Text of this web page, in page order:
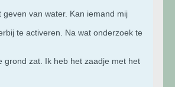
van water. Kan iemand mij
te activeren. Na wat onderzoek te
grond zat. Ik heb het zaadje met het